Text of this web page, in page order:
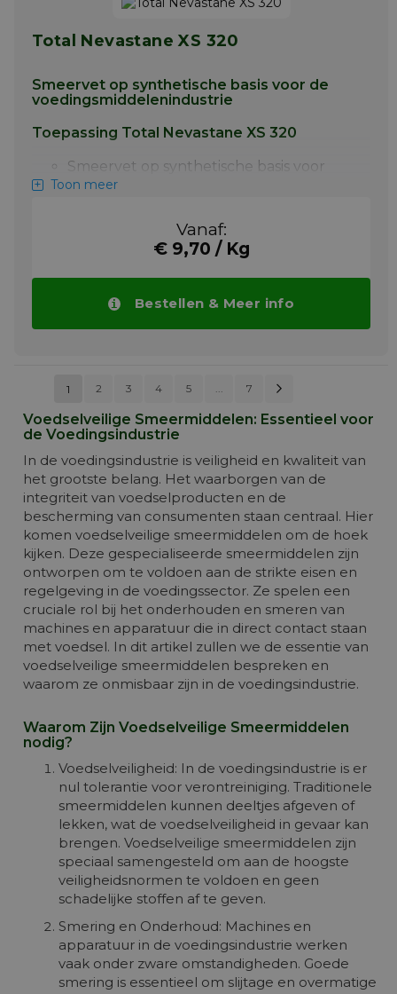
banden, rails, glij- en rollagers
Meer info
Total Nevastane XS 320
Smeervet op synthetische basis voor de
voedingsmiddelenindustrie
Toepassing Total Nevastane XS 320
Smeervet op synthetische basis voor
smering van lagers, kettingen, pompen,
gevaar bestaat voor wegwassen van het
TOTAL NEVASTANE XS 320 wordt
aanbevolen voor de smering van
korrelpersen (KAHL, Promil, Stolz, CPM,
UMT…) in voedings- en suikerindustrie.
Toon meer
Vanaf:
€ 9,70 / Kg
Bestellen & Meer info
U lees momenteel pagina
1 Pagina
2 Pagina
3 Pagina
4 5 ... 7
Voedselveilige Smeermiddelen: Essentieel voor
de Voedingsindustrie
In de voedingsindustrie is veiligheid en kwaliteit van
het grootste belang. Het waarborgen van de
integriteit van voedselproducten en de
bescherming van consumenten staan centraal. Hier
komen voedselveilige smeermiddelen om de hoek
kijken. Deze gespecialiseerde smeermiddelen zijn
ontworpen om te voldoen aan de strikte eisen en
regelgeving in de voedingssector. Ze spelen een
cruciale rol bij het onderhouden en smeren van
machines en apparatuur die in direct contact staan
met voedsel. In dit artikel zullen we de essentie van
voedselveilige smeermiddelen bespreken en
waarom ze onmisbaar zijn in de voedingsindustrie.
Waarom Zijn Voedselveilige Smeermiddelen
nodig?
Voedselveiligheid: In de voedingsindustrie is er
nul tolerantie voor verontreiniging. Traditionele
smeermiddelen kunnen deeltjes afgeven of
lekken, wat de voedselveiligheid in gevaar kan
brengen. Voedselveilige smeermiddelen zijn
speciaal samengesteld om aan de hoogste
veiligheidsnormen te voldoen en geen
schadelijke stoffen af te geven.
Smering en Onderhoud: Machines en
apparatuur in de voedingsindustrie werken
vaak onder zware omstandigheden. Goede
smering is essentieel om slijtage en overmatige